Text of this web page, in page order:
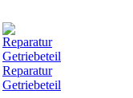
Reparatur
Getriebeteil